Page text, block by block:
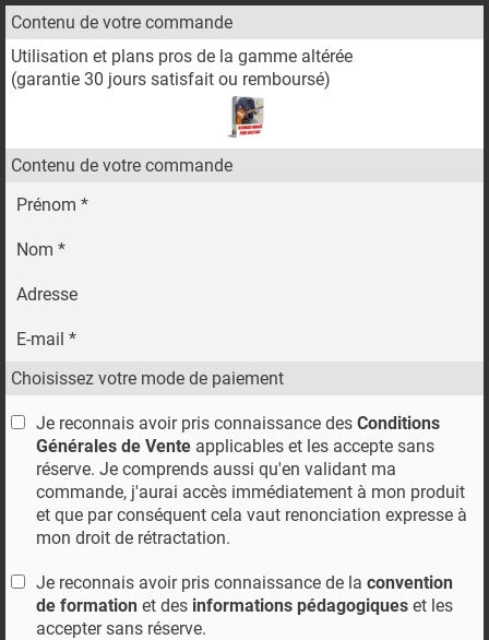
Contenu de votre commande
Utilisation et plans pros de la gamme altérée
(garantie 30 jours satisfait ou remboursé)
Contenu de votre commande
Prénom *
Nom *
Adresse
E-mail *
Choisissez votre mode de paiement
Je reconnais avoir pris connaissance des Conditions
Générales de Vente applicables et les accepte sans
réserve. Je comprends aussi qu'en validant ma
commande, j'aurai accès immédiatement à mon produit
et que par conséquent cela vaut renonciation expresse à
mon droit de rétractation.
Je reconnais avoir pris connaissance de la convention
de formation et des informations pédagogiques et les
accepter sans réserve.